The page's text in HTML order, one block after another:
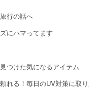
行の話へ
にハマってます
つけた気になるアイテム
れる！毎日のUV対策に取